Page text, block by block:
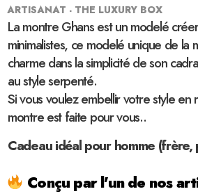
ARTISANAT - THE LUXURY BOX
La montre Ghans est un modelé
minimalistes, ce modelé unique de la
charme dans la simplicité de son
au style serpenté.
Si vous voulez embellir votre style en
montre est faite pour vous..
Cadeau idéal pour homme
Conçu par l'un de nos